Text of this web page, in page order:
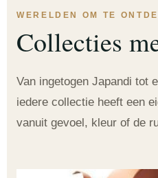
WERELDEN OM TE
Collecties
Van ingetogen Japandi tot
iedere collectie heeft een
vanuit gevoel, kleur of de